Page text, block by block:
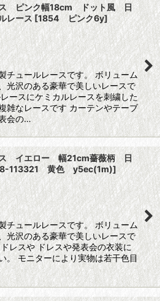
ス ピンク幅18cm ドット風 日
レース [1854 ピンク6y]
チュールレースです。 ボリューム
光沢のある豪華で美しいレースで
ースにケミカルレースを刺繍した
雑なレースです カーテンやテーブ
会の…
ス イエロー 幅21cm薔薇柄 日
113321 黄色 y5ec(1m)]
チュールレースです。 ボリューム
光沢のある豪華で美しいレースで
レスや ドレスや発表会の衣装に
。 モニターにより実物は若干色目